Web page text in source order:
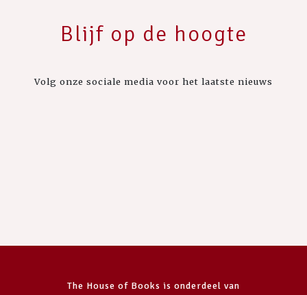
Blijf op de hoogte
Volg onze sociale media voor het laatste nieuws
The House of Books is onderdeel van